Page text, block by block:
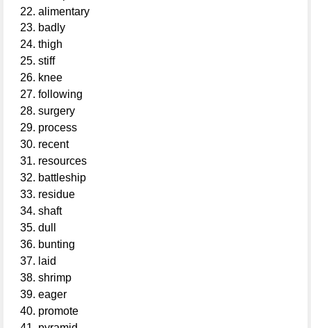
alimentary
badly
thigh
stiff
knee
following
surgery
process
recent
resources
battleship
residue
shaft
dull
bunting
laid
shrimp
eager
promote